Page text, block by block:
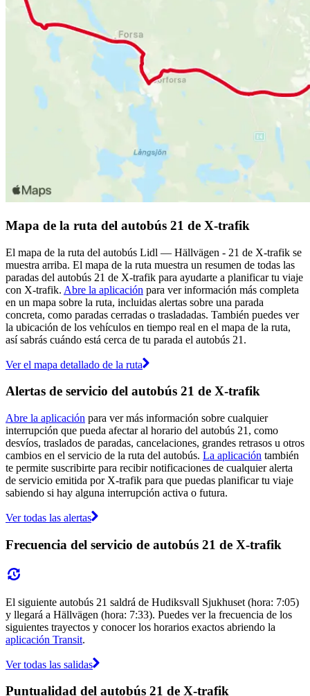
Mapa de la ruta del autobús 21 de X-trafik
El mapa de la ruta del autobús Lidl — Hällvägen - 21 de X-trafik se
muestra arriba. El mapa de la ruta muestra un resumen de todas las
paradas del autobús 21 de X-trafik para ayudarte a planificar tu viaje
con X-trafik. Abre la aplicación para ver información más completa
en un mapa sobre la ruta, incluidas alertas sobre una parada
concreta, como paradas cerradas o trasladadas. También puedes ver
la ubicación de los vehículos en tiempo real en el mapa de la ruta,
así sabrás cuándo está cerca de tu parada el autobús 21.
Ver el mapa detallado de la ruta
Alertas de servicio del autobús 21 de X-trafik
Abre la aplicación para ver más información sobre cualquier
interrupción que pueda afectar al horario del autobús 21, como
desvíos, traslados de paradas, cancelaciones, grandes retrasos u otros
cambios en el servicio de la ruta del autobús. La aplicación también
te permite suscribirte para recibir notificaciones de cualquier alerta
de servicio emitida por X-trafik para que puedas planificar tu viaje
sabiendo si hay alguna interrupción activa o futura.
Ver todas las alertas
Frecuencia del servicio de autobús 21 de X-trafik
El siguiente autobús 21 saldrá de Hudiksvall Sjukhuset (hora: 7:05)
y llegará a Hällvägen (hora: 7:33). Puedes ver la frecuencia de los
siguientes trayectos y conocer los horarios exactos abriendo la
aplicación Transit.
Ver todas las salidas
Puntualidad del autobús 21 de X-trafik